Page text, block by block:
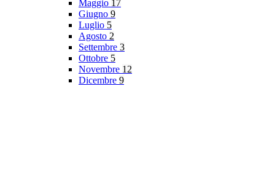
Maggio 17
Giugno 9
Luglio 5
Agosto 2
Settembre 3
Ottobre 5
Novembre 12
Dicembre 9